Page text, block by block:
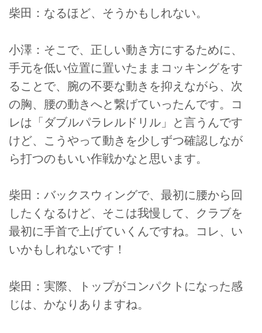
柴田：なるほど、そうかもしれない。
小澤：そこで、正しい動き方にするために、
手元を低い位置に置いたままコッキングをす
ることで、腕の不要な動きを抑えながら、次
の胸、腰の動きへと繋げていったんです。コ
レは「ダブルパラレルドリル」と言うんです
けど、こうやって動きを少しずつ確認しなが
ら打つのもいい作戦かなと思います。
柴田：バックスウィングで、最初に腰から回
したくなるけど、そこは我慢して、クラブを
最初に手首で上げていくんですね。コレ、い
いかもしれないです！
柴田：実際、トップがコンパクトになった感
じは、かなりありますね。